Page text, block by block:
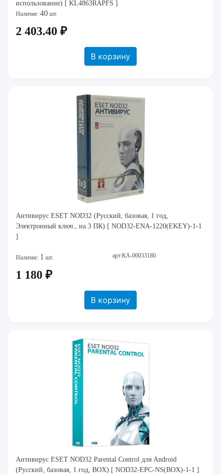
использование) [ KL4863RAPFS ]
Наличие: 40 шт.
2 403.40 ₽
В корзину
Антивирус ESET NOD32 (Русский, базовая, 1 год,
Электронный ключ., на 3 ПК) [ NOD32-ENA-1220(EKEY)-1-1
]
Наличие: 1 шт. арт:КА-00033180
1 180 ₽
В корзину
Антивирус ESET NOD32 Parental Control для Android
(Русский, базовая, 1 год, BOX) [ NOD32-EPC-NS(BOX)-1-1 ]